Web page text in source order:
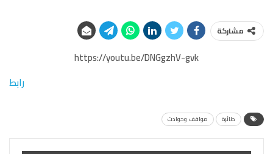
مشاركة
https://youtu.be/DNGgzhV-gvk
رابط
طائرة مواقف وحوادث